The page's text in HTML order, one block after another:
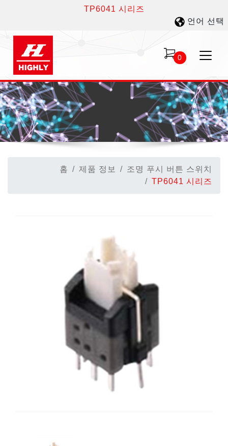
TP6041 시리즈
언어 선택
0
홈 제품 정보
조명 푸시 버튼 스위치
TP6041 시리즈